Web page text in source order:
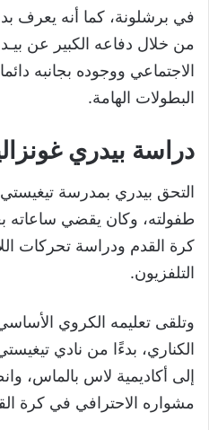
في برشلونة، كما أنه يعرف
من خلال دفاعه الكبير عن
الاجتماعي ووجوده بجانبه
البطولات الهامة.
دراسة بيدري
طفولته، وكان يقضي ساعاته
كرة القدم ودراسة تحركات
التلفزيون.
وتلقى تعليمه الكروي
الكناري، بدءًا من نادي
إلى أكاديمية لاس بالماس،
مشواره الاحترافي في كرة